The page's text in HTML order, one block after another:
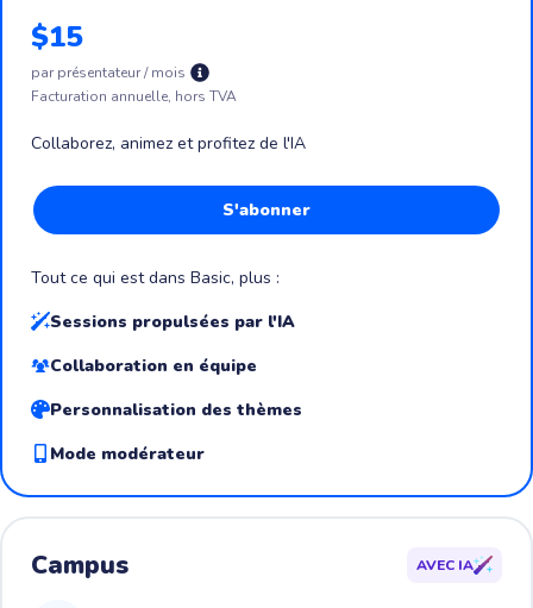
$15
par présentateur / mois
Facturation annuelle, hors TVA
Collaborez, animez et profitez de l'IA
S'abonner
Tout ce qui est dans Basic, plus :
Sessions propulsées par l'IA
Collaboration en équipe
Personnalisation des thèmes
Mode modérateur
Campus AVEC IA